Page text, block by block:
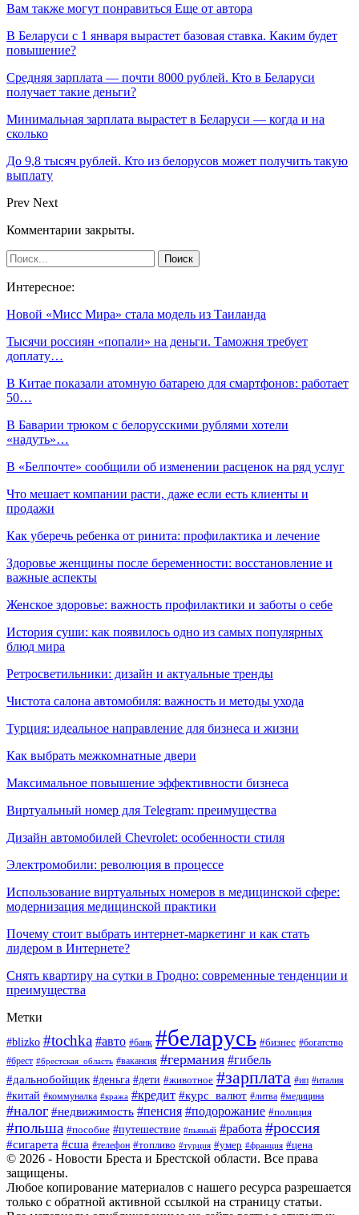
Вам также могут понравиться Еще от автора
В Беларуси с 1 января вырастет базовая ставка. Каким будет
повышение?
Средняя зарплата — почти 8000 рублей. Кто в Беларуси
получает такие деньги?
Минимальная зарплата вырастет в Беларуси — когда и на
сколько
До 9,8 тысяч рублей. Кто из белорусов может получить такую
выплату
Prev Next
Комментарии закрыты.
Интересное:
Новой «Мисс Мира» стала модель из Таиланда
Тысячи россиян «попали» на деньги. Таможня требует
доплату…
В Китае показали атомную батарею для смартфонов: работает
50…
В Баварии трюком с белорусскими рублями хотели
«надуть»…
В «Белпочте» сообщили об изменении расценок на ряд услуг
Что мешает компании расти, даже если есть клиенты и
продажи
Как уберечь ребенка от ринита: профилактика и лечение
Здоровье женщины после беременности: восстановление и
важные аспекты
Женское здоровье: важность профилактики и заботы о себе
История суши: как появилось одно из самых популярных
блюд мира
Ретросветильники: дизайн и актуальные тренды
Чистота салона автомобиля: важность и методы ухода
Турция: идеальное направление для бизнеса и жизни
Как выбрать межкомнатные двери
Максимальное повышение эффективности бизнеса
Виртуальный номер для Telegram: преимущества
Дизайн автомобилей Chevrolet: особенности стиля
Электромобили: революция в процессе
Использование виртуальных номеров в медицинской сфере:
модернизация медицинской практики
Почему стоит выбрать интернет-маркетинг и как стать
лидером в Интернете?
Снять квартиру на сутки в Гродно: современные тенденции и
преимущества
Метки
#blizko #tochka #авто #банк #беларусь #бизнес #богатство
#брест #брестская_область #вакансия #германия #гибель
#дальнобойщик #деньга #дети #животное #зарплата #ип #италия
#китай #коммуналка #кража #кредит #курс_валют #литва #медицина
#налог #недвижимость #пенсия #подорожание #полиция
#польша #пособие #путешествие #пьяный #работа #россия
#сигарета #сша #телефон #топливо #турция #умер #франция #цена
© 2026 - Новости Бреста и Брестской области. Все права
защищены.
Любое копирование материалов с нашего ресурса разрешается
только с обратной активной ссылкой на страницу статьи.